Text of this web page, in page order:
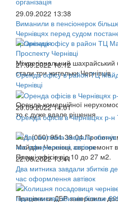
29.09.2022 13:38
Виманили в пенсіонерок
Чернівцях перед судом
організація
Міжрегіональний
стали три жительки Чернівців
27.09.2022 16:12
Оренда офісу в район ТЦ
Чернівці
Оренда комерційної
то є дуже вдале рішення
20.09.2022 14:01
Оренда офісів в Чернівцях
Тел. (050) 951-39-04
Майдан Чернівці, євроремонт
Площі офісів від 10 до 27 м2.
22.08.2022 13:41
Два митника завдали збитків
час оформлення автівок
Працівники ДБР завершили